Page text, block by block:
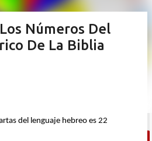
Números Del
De La Biblia
del lenguaje hebreo es 22